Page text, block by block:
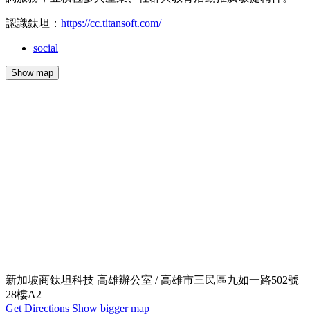
認識鈦坦： https://cc.titansoft.com/
social
Show map
新加坡商鈦坦科技 高雄辦公室 / 高雄市三民區九如一路502號
28樓A2
Get Directions Show bigger map